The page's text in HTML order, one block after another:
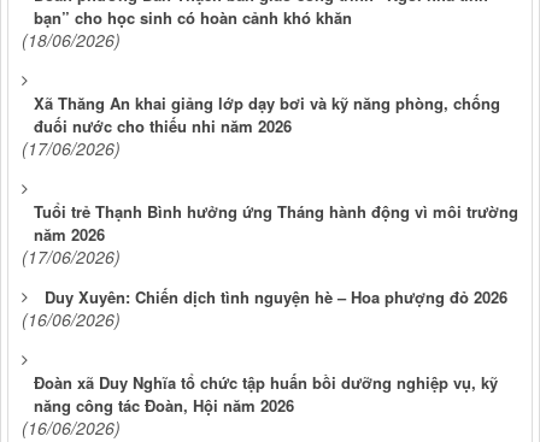
bạn” cho học sinh có hoàn cảnh khó khăn
(18/06/2026)
Xã Thăng An khai giảng lớp dạy bơi và kỹ năng phòng, chống
đuối nước cho thiếu nhi năm 2026
(17/06/2026)
Tuổi trẻ Thạnh Bình hưởng ứng Tháng hành động vì môi trường
năm 2026
(17/06/2026)
Duy Xuyên: Chiến dịch tình nguyện hè – Hoa phượng đỏ 2026
(16/06/2026)
Đoàn xã Duy Nghĩa tổ chức tập huấn bồi dưỡng nghiệp vụ, kỹ
năng công tác Đoàn, Hội năm 2026
(16/06/2026)